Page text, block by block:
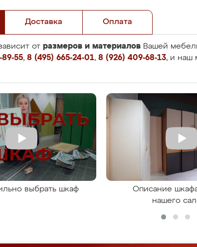
Доставка Оплата
от размеров и материалов Вашей
55, 8 (495) 665-24-01, 8 (926) 409-68-13, и наш
выбрать шкаф
Описание
нашего